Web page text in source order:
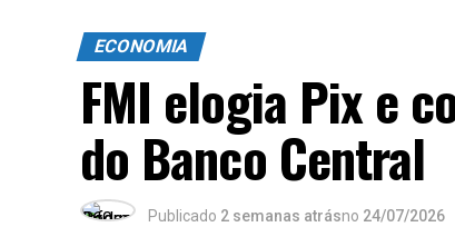
ECONOMIA
FMI elogia Pix e
do Banco Central
Publicado 2 semanas atrásno 24/07/2026